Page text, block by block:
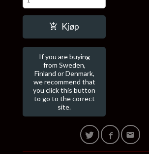
Kjøp
If you are buying
from Sweden,
Finland or Denmark,
we recommend that
you click this button
to go to the correct
site.